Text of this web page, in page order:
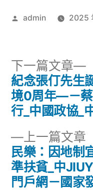
作
admin 2025
文
章
導
覽
上一篇文章
民樂：因地制
準扶貧_中
門戶網－國家
下一篇文章
下
紀念張仃先生
境0周年—－
行_中國政協_